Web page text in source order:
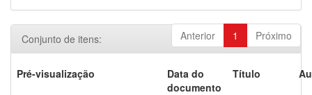
Anterior 1 Próximo
Conjunto de itens:
Pré-visualização
Data do
documento
Título